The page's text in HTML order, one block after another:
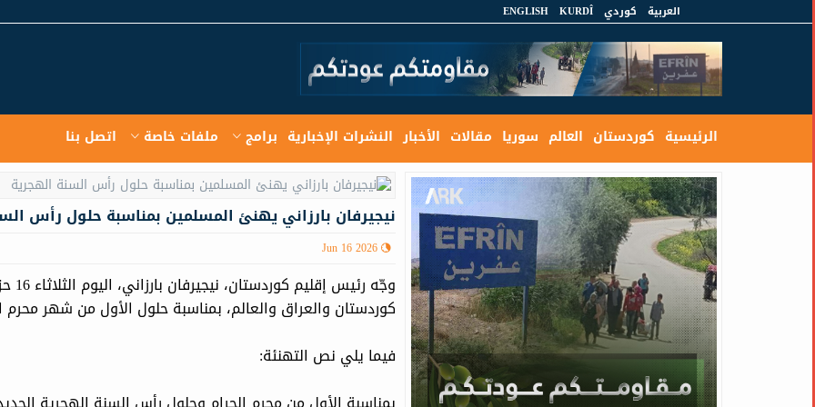
العربية كوردي KURDÎ
ENGLISH
الرئيسية كوردستان العالم سوريا مقالات الأخبار النشرات الإخبارية برامج ملفات خاصة اتصل بنا
نيجيرفان بارزاني يهنئ المسلمين بمناسبة حلول رأس
Jun 16 2026
كوردستان والعراق والعالم، بمناسبة حلول الأول من شهر محرم
فيما يلي نص التهنئة: